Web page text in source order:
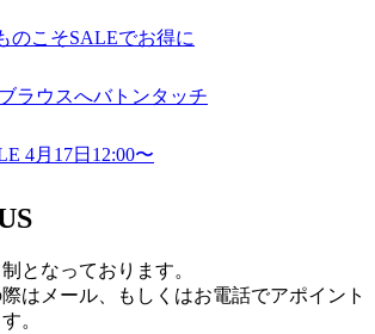
のこそSALEでお得に
ラウスへバトンタッチ
4月17日12:00〜
となっております。
はメール、もしくはお電話でアポイント
。